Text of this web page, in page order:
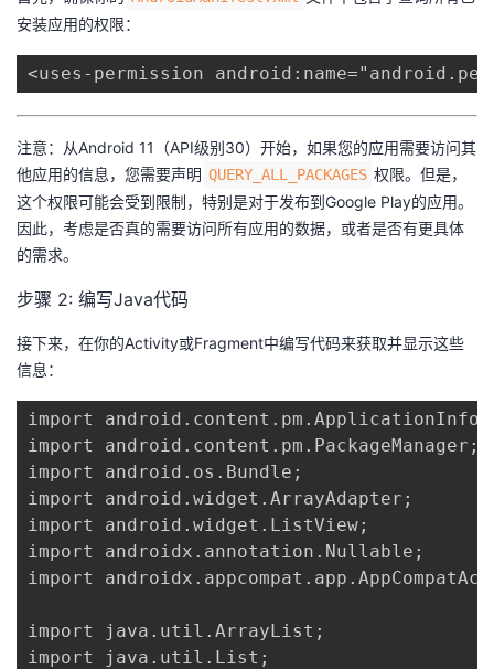
安装应用的权限：
<uses-permission
注意：从Android 11（API级别30）开始，如果您的应用需要访问其
他应用的信息，您需要声明​ ​QUERY_ALL_PACKAGES​ ​权限。但是，
这个权限可能会受到限制，特别是对于发布到Google Play的应用。
因此，考虑是否真的需要访问所有应用的数据，或者是否有更具体
的需求。
步骤 2: 编写Java代码
接下来，在你的Activity或Fragment中编写代码来获取并显示这些
信息：
import android.content.pm.ApplicationInfo;
import android.content.pm.PackageManager;
import android.os.Bundle;
import android.widget.ArrayAdapter;
import android.widget.ListView;
import androidx.annotation.Nullable;
import
import java.util.ArrayList;
import java.util.List;